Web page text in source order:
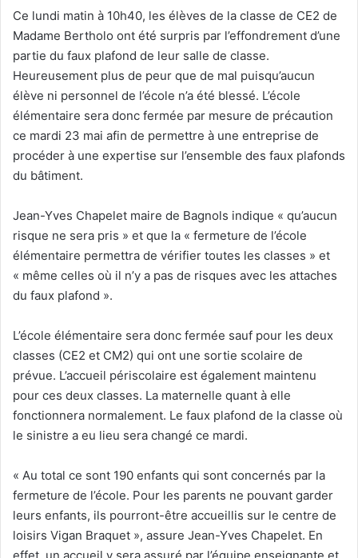
Ce lundi matin à 10h40, les élèves de la classe de CE2 de
Madame Bertholo ont été surpris par l’effondrement d’une
partie du faux plafond de leur salle de classe.
Heureusement plus de peur que de mal puisqu’aucun
élève ni personnel de l’école n’a été blessé. L’école
élémentaire sera donc fermée par mesure de précaution
ce mardi 23 mai afin de permettre à une entreprise de
procéder à une expertise sur l’ensemble des faux plafonds
du bâtiment.
Jean-Yves Chapelet maire de Bagnols indique « qu’aucun
risque ne sera pris » et que la « fermeture de l’école
élémentaire permettra de vérifier toutes les classes » et
« même celles où il n’y a pas de risques avec les attaches
du faux plafond ».
L’école élémentaire sera donc fermée sauf pour les deux
classes (CE2 et CM2) qui ont une sortie scolaire de
prévue. L’accueil périscolaire est également maintenu
pour ces deux classes. La maternelle quant à elle
fonctionnera normalement. Le faux plafond de la classe où
le sinistre a eu lieu sera changé ce mardi.
« Au total ce sont 190 enfants qui sont concernés par la
fermeture de l’école. Pour les parents ne pouvant garder
leurs enfants, ils pourront-être accueillis sur le centre de
loisirs Vigan Braquet », assure Jean-Yves Chapelet. En
effet, un accueil y sera assuré par l’équipe enseignante et